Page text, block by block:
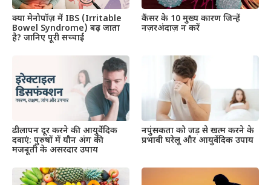
क्या मेनोपॉज़ में IBS (Irritable
Bowel Syndrome) बढ़ जाता
है? जानिए पूरी सच्चाई
कैंसर के 10 मुख्य कारण जिन्हें
नज़रअंदाज़ न करें
ढीलापन दूर करने की आयुर्वेदिक
दवाएं: पुरुषों में यौन अंग की
मजबूती के असरदार उपाय
नपुंसकता को जड़ से खत्म करने के
प्रभावी घरेलू और आयुर्वेदिक उपाय​